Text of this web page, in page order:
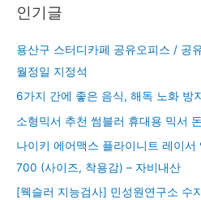
인기글
용산구 스터디카페 공유오피스 / 공
월정일 지정석
6가지 간에 좋은 음식, 해독 노화 방
소형믹서 추천 썸블러 휴대용 믹서
나이키 에어맥스 플라이니트 레이
700 (사이즈, 착용감) – 자비내산
[웩슬러 지능검사] 민성원연구소 수